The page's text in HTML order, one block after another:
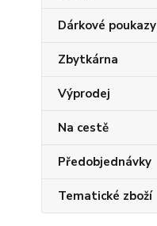
Dárkové poukazy
Zbytkárna
Výprodej
Na cestě
Předobjednávky
Tematické zboží